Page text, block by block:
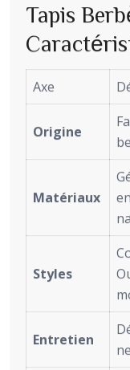
Tapis
Axe
Origine
Matériaux
Styles
Entretien